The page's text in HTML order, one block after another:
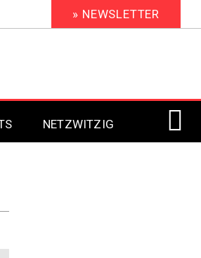
» NEWSLETTER
Signage 2021
NETZWITZIG